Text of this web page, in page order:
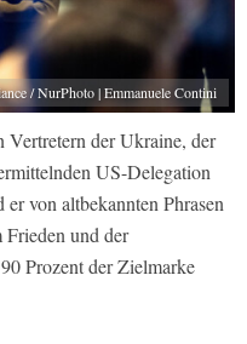
/ NurPhoto | Emmanuele Contini
Vertretern der Ukraine, der
US-Delegation
von altbekannten Phrasen
Frieden und der
Prozent der Zielmarke